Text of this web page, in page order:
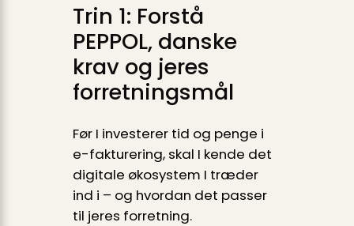
Trin 1: Forstå
PEPPOL, danske
krav og jeres
forretningsmål
Før I investerer tid og penge i
e-fakturering, skal I kende det
digitale økosystem I træder
ind i – og hvordan det passer
til jeres forretning.